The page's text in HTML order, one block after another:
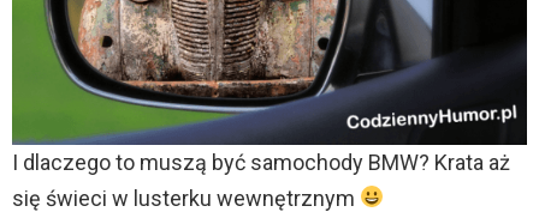
I dlaczego to muszą być samochody BMW? Krata aż
się świeci w lusterku wewnętrznym